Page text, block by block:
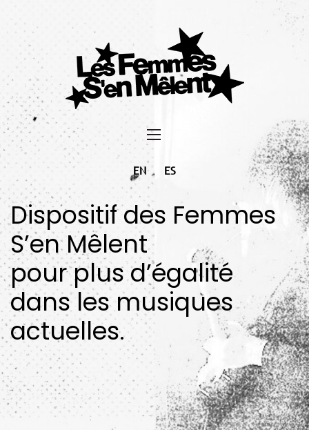
EN ES
Dispositif des Femmes
S’en Mêlent
pour plus d’égalité
dans les musiques
actuelles.